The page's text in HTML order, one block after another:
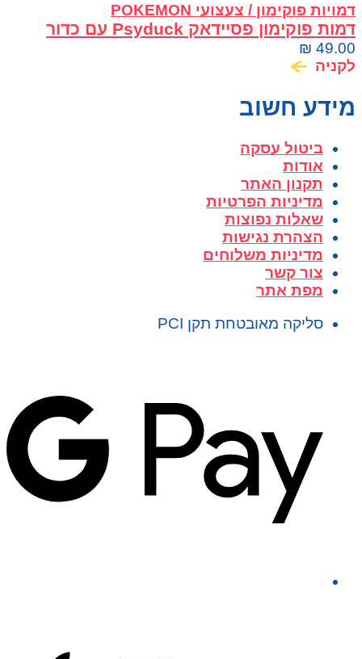
דמויות פוקימון / צעצועי POKEMON
דמות פוקימון פסיידאק Psyduck עם כדור
Poké Ball
₪ 49.00
לקניה
מידע חשוב
ביטול עסקה
אודות
תקנון האתר
מדיניות הפרטיות
שאלות נפוצות
הצהרת נגישות
מדיניות משלוחים
צור קשר
מפת אתר
סליקה מאובטחת תקן PCI